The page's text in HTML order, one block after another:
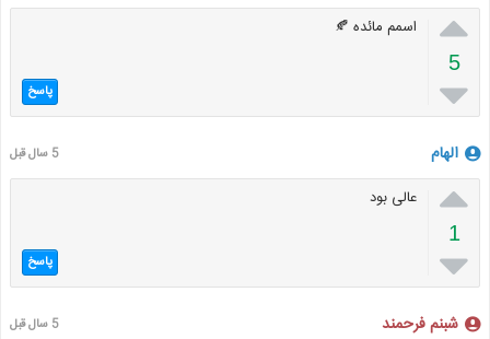

5

اسمم مائده 🍂
پاسخ
الهام 5 سال قبل

1

عالی بود
پاسخ
شبنم فرحمند 5 سال قبل